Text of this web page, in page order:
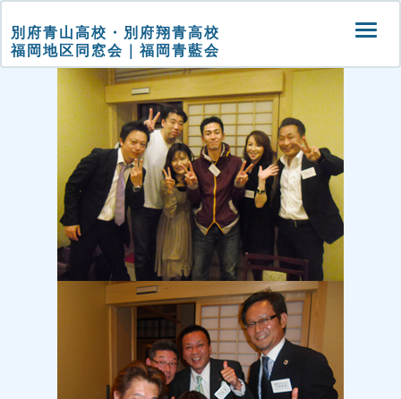
別府青山高校・別府翔青高校
福岡地区同窓会｜福岡青藍会
2016年11月4日 beppuaoyama